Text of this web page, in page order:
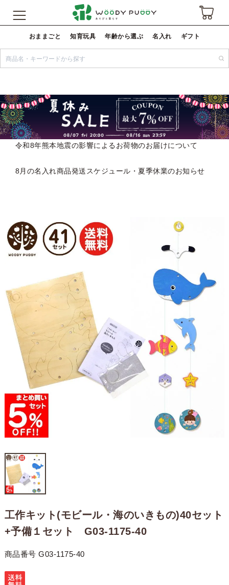
おままごと 知育玩具 年齢から選ぶ 名入れ ギフト
令和8年熊本地震の影響によるお荷物のお届けについて
8月の名入れ商品発送スケジュール・夏季休業のお知らせ
工作キット(モビール・海のいきもの)40セット
+予備１セット G03-1175-40
商品番号 G03-1175-40